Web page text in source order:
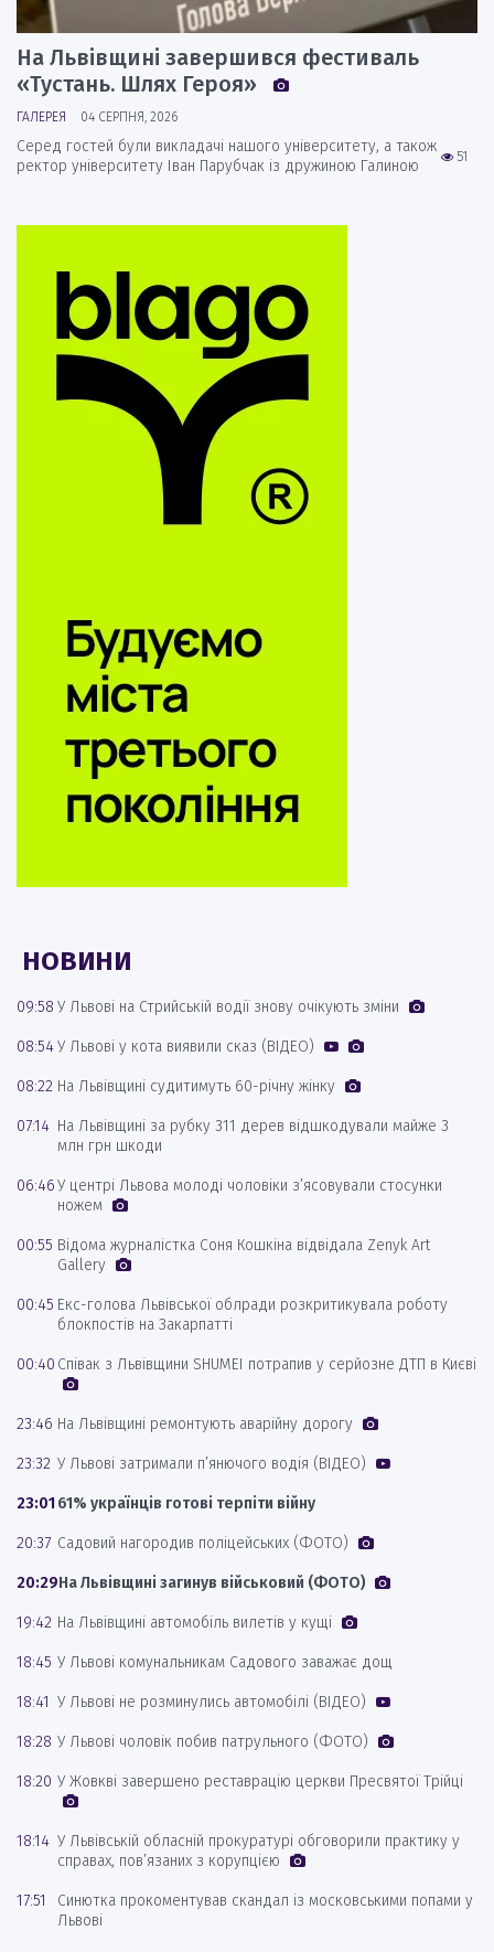
На Львівщині завершився фестиваль
«Тустань. Шлях Героя»
ГАЛЕРЕЯ 04 СЕРПНЯ, 2026
51
Серед гостей були викладачі нашого університету, а також
ректор університету Іван Парубчак із дружиною Галиною
НОВИНИ
09:58 У Львові на Стрийській водії знову очікують зміни
08:54У Львові у кота виявили сказ (ВІДЕО)
08:22 На Львівщині судитимуть 60-річну жінку
07:14 На Львівщині за рубку 311 дерев відшкодували майже 3
млн грн шкоди
06:46У центрі Львова молоді чоловіки з’ясовували стосунки
ножем
00:55 Відома журналістка Соня Кошкіна відвідала Zenyk Art
Gallery
00:45 Екс-голова Львівської облради розкритикувала роботу
блокпостів на Закарпатті
00:40 Співак з Львівщини SHUMEI потрапив у серйозне ДТП в Києві
23:46 На Львівщині ремонтують аварійну дорогу
23:32 У Львові затримали п’янючого водія (ВІДЕО)
23:01 61% українців готові терпіти війну
20:37 Садовий нагородив поліцейських (ФОТО)
20:29На Львівщині загинув військовий (ФОТО)
19:42 На Львівщині автомобіль вилетів у кущі
18:45 У Львові комунальникам Садового заважає дощ
18:41 У Львові не розминулись автомобілі (ВІДЕО)
18:28 У Львові чоловік побив патрульного (ФОТО)
18:20 У Жовкві завершено реставрацію церкви Пресвятої Трійці
18:14 У Львівській обласній прокуратурі обговорили практику у
справах, пов’язаних з корупцією
17:51
Синютка прокоментував скандал із московськими попами у
Львові